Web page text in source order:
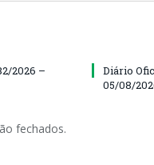
2026 –
Diário
05/08/
fechados.